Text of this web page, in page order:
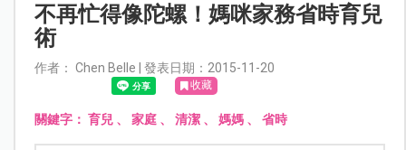
不再忙得像陀螺！媽咪家務省時育兒
術
作者： Chen Belle | 發表日期：2015-11-20
收藏
關鍵字： 育兒、 家庭、 清潔、 媽媽、 省時